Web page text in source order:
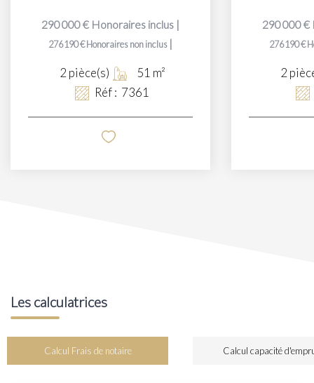
290 000 € Honoraires inclus |
276 190 €Honoraires non inclus |
2 pièce(s) 51 m²
Réf : 7361
290 000 €
276 190 €
2
Les calculatrices
Calcul Frais de notaire Calcul capacité